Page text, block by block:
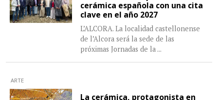
cerámica española con una cita
clave en el año 2027
L’ALCORA. La localidad castellonense
de l’Alcora será la sede de las
próximas Jornadas de la ...
ARTE
La cerámica, protagonista en